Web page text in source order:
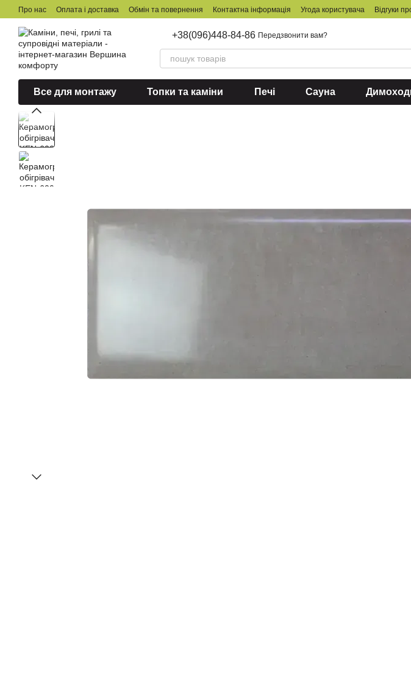
Перейти до основного контенту
Про нас Оплата і доставка Обмін та повернення Контактна інформація Угода користувача Відгуки
+38(096)448-84-86 Передзвонити вам?
Все для монтажу Топки та каміни Печі Сауна